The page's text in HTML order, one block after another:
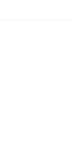
Google news
в Viber
в LinkedIn